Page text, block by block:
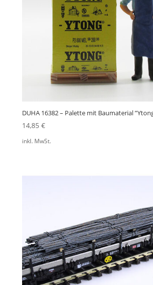
DUHA 16382 – Palette mit Baumaterial
14,85 €
inkl. MwSt.